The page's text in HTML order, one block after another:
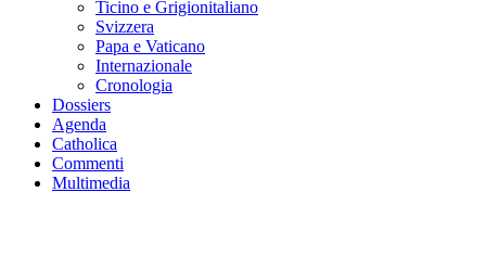
Ticino e Grigionitaliano
Svizzera
Papa e Vaticano
Internazionale
Cronologia
Dossiers
Agenda
Catholica
Commenti
Multimedia